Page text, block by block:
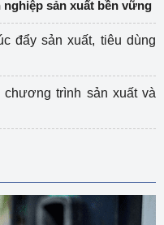
sản xuất bền vững
đẩy sản xuất, tiêu dùng
trình sản xuất và